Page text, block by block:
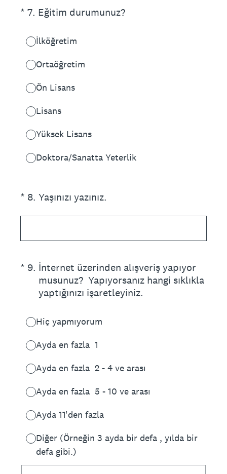
* 7. Eğitim durumunuz?
(Zorunlu.)
İlköğretim
Ortaöğretim
Ön Lisans
Lisans
Yüksek Lisans
Doktora/Sanatta Yeterlik
* 8. Yaşınızı yazınız.
(Zorunlu.)
* 9. İnternet üzerinden alışveriş yapıyor
musunuz? Yapıyorsanız hangi sıklıkla
yaptığınızı işaretleyiniz.
(Zorunlu.)
Hiç yapmıyorum
Ayda en fazla 1
Ayda en fazla 2 - 4 ve arası
Ayda en fazla 5 - 10 ve arası
Ayda 11'den fazla
Diğer (Örneğin 3 ayda bir defa , yılda bir
defa gibi.)